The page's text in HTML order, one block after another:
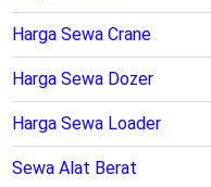
Harga Sewa Crane
Harga Sewa Dozer
Harga Sewa Loader
Sewa Alat Berat